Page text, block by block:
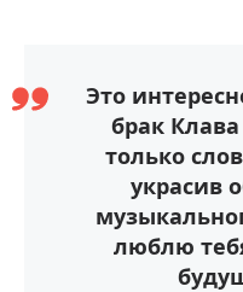
Это
брак
только
украсив
люблю